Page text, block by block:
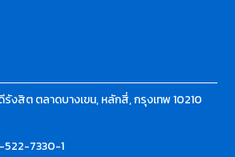
รังสิต ตลาดบางเขน, หลักสี่, กรุงเทพ 10210
522-7330-1